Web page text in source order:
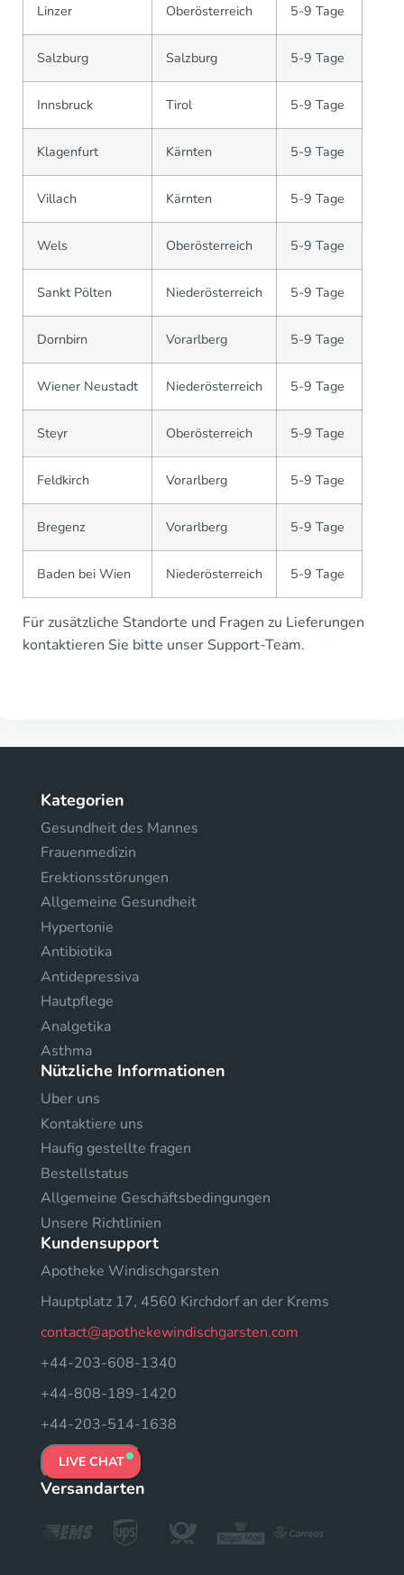
Linzer Oberösterreich 5-9 Tage
Salzburg Salzburg 5-9 Tage
Innsbruck Tirol 5-9 Tage
Klagenfurt Kärnten 5-9 Tage
Villach Kärnten 5-9 Tage
Wels Oberösterreich 5-9 Tage
Sankt Pölten Niederösterreich 5-9 Tage
Dornbirn Vorarlberg 5-9 Tage
Wiener Neustadt Niederösterreich 5-9 Tage
Steyr Oberösterreich 5-9 Tage
Feldkirch Vorarlberg 5-9 Tage
Bregenz Vorarlberg 5-9 Tage
Baden bei Wien Niederösterreich 5-9 Tage
Für zusätzliche Standorte und Fragen zu Lieferungen
kontaktieren Sie bitte unser Support-Team.
Kategorien
Gesundheit des Mannes
Frauenmedizin
Erektionsstörungen
Allgemeine Gesundheit
Hypertonie
Antibiotika
Antidepressiva
Hautpflege
Analgetika
Asthma
Nützliche Informationen
Uber uns
Kontaktiere uns
Haufig gestellte fragen
Bestellstatus
Allgemeine Geschäftsbedingungen
Unsere Richtlinien
Kundensupport
Apotheke Windischgarsten
Hauptplatz 17, 4560 Kirchdorf an der Krems
contact@apothekewindischgarsten.com
+44-203-608-1340
+44-808-189-1420
+44-203-514-1638
LIVE CHAT
Versandarten